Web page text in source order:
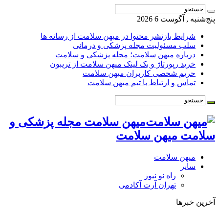
پنج‌شنبه , آگوست 6 2026
شرایط بازنشر محتوا در میهن سلامت از رسانه ها
سلب مسئولیت مجله پزشکی و درمانی
درباره میهن سلامت؛ مجله پزشکی و سلامت
خرید رپورتاژ و بک لینک میهن سلامت از تریبون
حریم شخصی کاربران میهن سلامت
تماس و ارتباط با تیم میهن سلامت
میهن سلامت مجله پزشکی و
سلامت میهن سلامت
میهن سلامت
سایر
راه نو نیوز
تهران آرت آکادمی
آخرین خبرها